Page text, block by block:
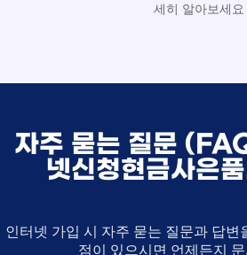
세히 알아보세요
자주 묻는 질문
넷신청현금사은
인터넷 가입 시 자주 묻는 질문과 답변
점이 있으시면 언제든지